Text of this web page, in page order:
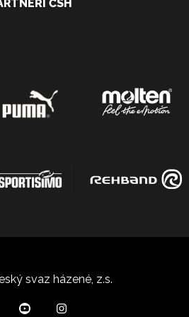
ČSH
svaz házené, z.s.